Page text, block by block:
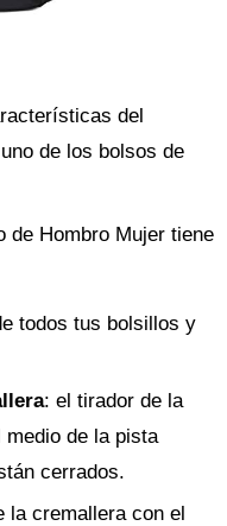
del
de los bolsos de
de Hombro Mujer tiene
todos tus bolsillos y
: el tirador de la
de la pista
cerrados.
la cremallera con el